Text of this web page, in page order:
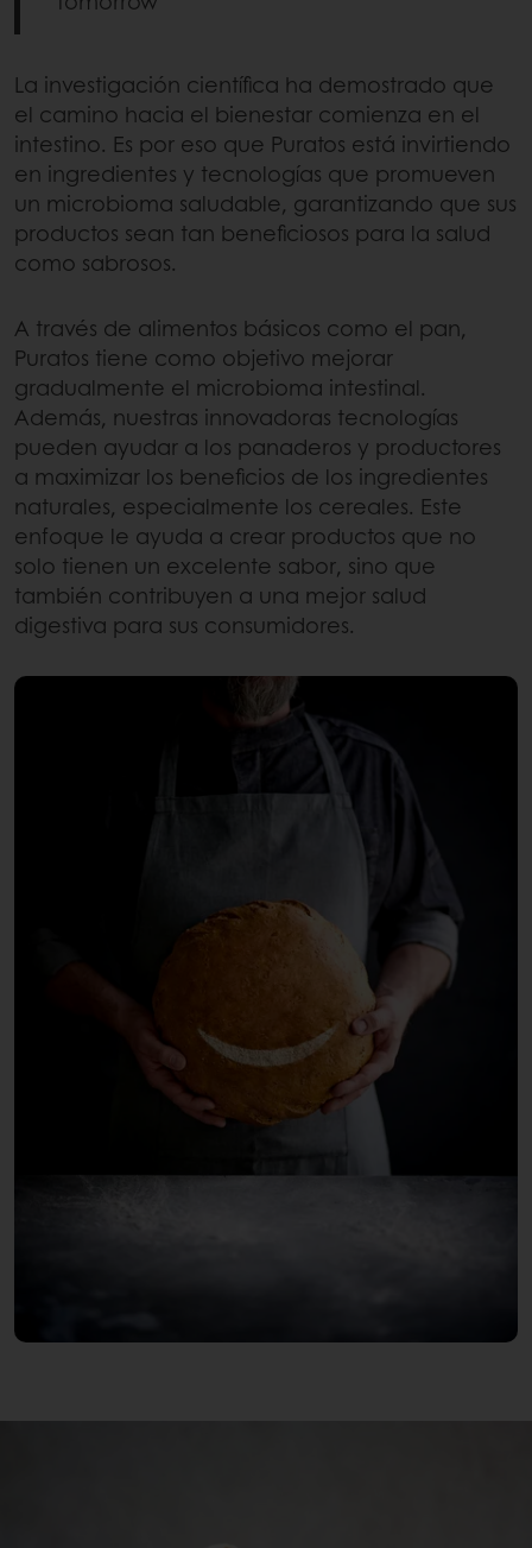
La investigación científica ha demostrado que
el camino hacia el bienestar comienza en el
intestino. Es por eso que Puratos está invirtiendo
en ingredientes y tecnologías que promueven
un microbioma saludable, garantizando que sus
productos sean tan beneficiosos para la salud
como sabrosos.
A través de alimentos básicos como el pan,
Puratos tiene como objetivo mejorar
gradualmente el microbioma intestinal.
Además, nuestras innovadoras tecnologías
pueden ayudar a los panaderos y productores
a maximizar los beneficios de los ingredientes
naturales, especialmente los cereales. Este
enfoque le ayuda a crear productos que no
solo tienen un excelente sabor, sino que
también contribuyen a una mejor salud
digestiva para sus consumidores.